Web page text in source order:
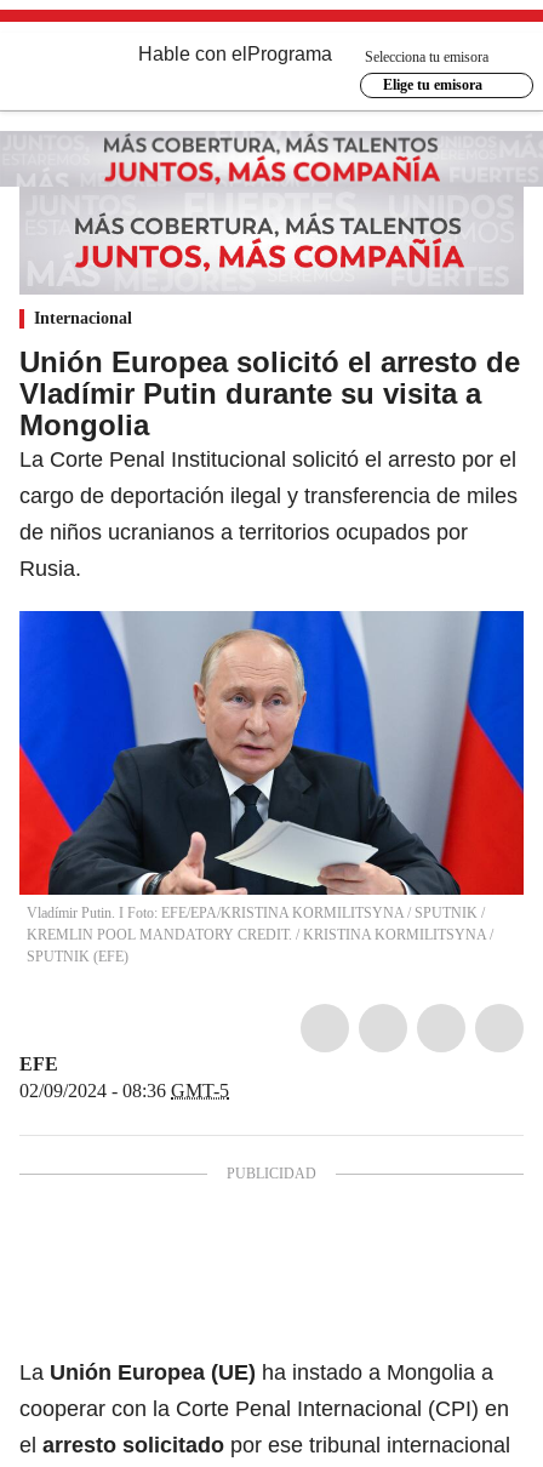
Hable con el Programa
Selecciona tu emisora
Elige tu emisora
Internacional
Unión Europea solicitó el arresto de
Vladímir Putin durante su visita a
Mongolia
La Corte Penal Institucional solicitó el arresto por el
cargo de deportación ilegal y transferencia de miles
de niños ucranianos a territorios ocupados por
Rusia.
Vladímir Putin. I Foto: EFE/EPA/KRISTINA KORMILITSYNA / SPUTNIK /
KREMLIN POOL MANDATORY CREDIT. / KRISTINA KORMILITSYNA /
SPUTNIK (EFE)
EFE
02/09/2024 - 08:36 GMT-5
La Unión Europea (UE) ha instado a Mongolia a
cooperar con la Corte Penal Internacional (CPI) en
el arresto solicitado por ese tribunal internacional